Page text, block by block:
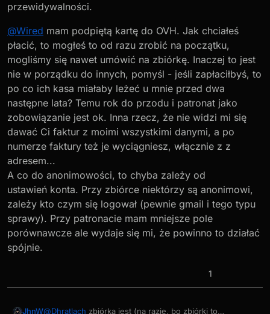
przewidywalności.
@Wired mam podpiętą kartę do OVH. Jak chciałeś
płacić, to mogłeś to od razu zrobić na początku,
mogliśmy się nawet umówić na zbiórkę. Inaczej to jest
nie w porządku do innych, pomyśl - jeśli zapłaciłbyś, to
po co ich kasa miałaby leżeć u mnie przed dwa
następne lata? Temu rok do przodu i patronat jako
zobowiązanie jest ok. Inna rzecz, że nie widzi mi się
dawać Ci faktur z moimi wszystkimi danymi, a po
numerze faktury też je wyciągniesz, włącznie z z
adresem...
A co do anonimowości, to chyba zależy od
ustawień konta. Przy zbiórce niektórzy są anonimowi,
zależy kto czym się logował (pewnie gmail i tego typu
sprawy). Przy patronacie mam mniejsze pole
porównawcze ale wydaje się mi, że powinno to działać
spójnie.
1
JhnW@Dhratlach zbiórka jest (na razie, bo zbiórki to